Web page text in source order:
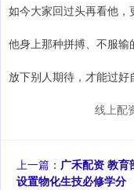
如今大家回过头再看他，
他身上那种拼搏、不服输
放下别人期待，才能过好
线上配
上一篇： 广禾配资 教育
设置物化生技必修学分